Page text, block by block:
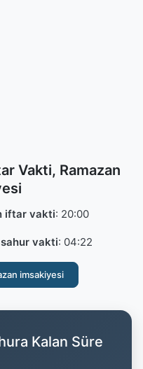
Vakti, Ramazan
iftar vakti: 20:00
sahur vakti: 04:22
imsakiyesi
Kalan Süre